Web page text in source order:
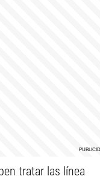
tratar las línea